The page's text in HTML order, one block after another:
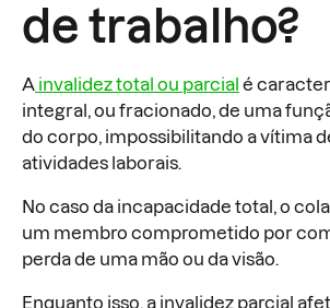
de trabalho?
A invalidez total ou parcial é
integral, ou fracionado, de uma
do corpo, impossibilitando a vítima
atividades laborais.
No caso da incapacidade total, o
um membro comprometido por
perda de uma mão ou da visão.
Enquanto isso, a invalidez parcial